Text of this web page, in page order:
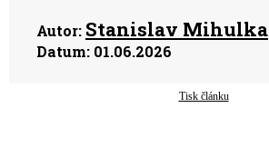
Autor: Stanislav Mihulka
Datum: 01.06.2026
Tisk článku